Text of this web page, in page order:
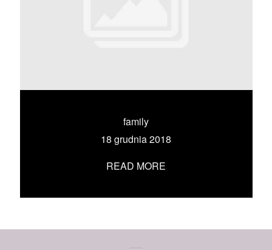
family
18 grudnia 2018
READ MORE
UMÓW SIĘ ZE MNĄ →